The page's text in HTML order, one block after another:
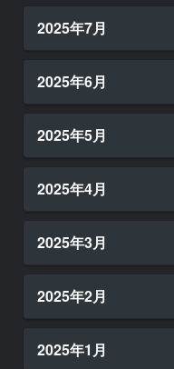
2025年7月
2025年6月
2025年5月
2025年4月
2025年3月
2025年2月
2025年1月